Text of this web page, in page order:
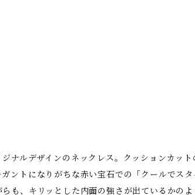
ナルデザインのネックレス。クッションカット
ントになりがちな赤い宝石での「クールでスタ
も、キリッとした内面の強さが出ているかのよ